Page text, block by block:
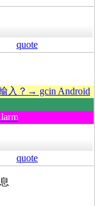
quote
入？→ gcin Android
quote